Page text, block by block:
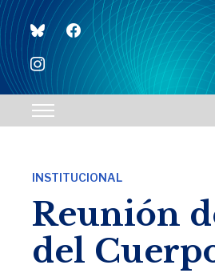
blueskyfacebook
instagram
Toggle
navigation
INSTITUCIONAL
Reunión
del